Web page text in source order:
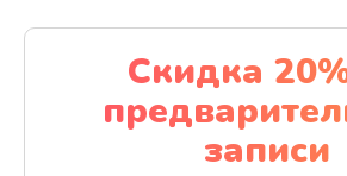
Скидка
записи